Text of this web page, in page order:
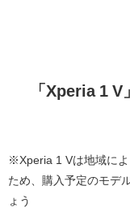
「Xperia 1
※Xperia 1 Vは地域に
ため、購入予定のモデ
ょう